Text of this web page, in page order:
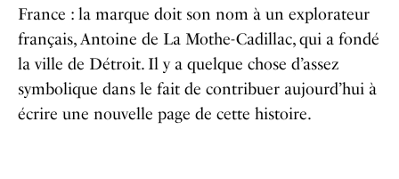
France : la marque doit son nom à un explorateur
français, Antoine de La Mothe-Cadillac, qui a fondé
la ville de Détroit. Il y a quelque chose d’assez
symbolique dans le fait de contribuer aujourd’hui à
écrire une nouvelle page de cette histoire.